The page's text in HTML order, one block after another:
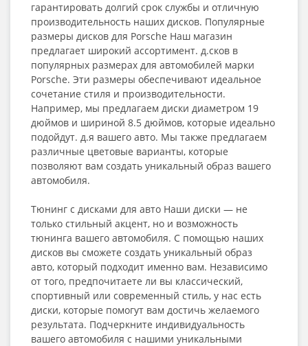
гарантировать долгий срок службы и отличную
производительность наших дисков. Популярные
размеры дисков для Porsche Наш магазин
предлагает широкий ассортимент. д.сков в
популярных размерах для автомобилей марки
Porsche. Эти размеры обеспечивают идеальное
сочетание стиля и производительности.
Например, мы предлагаем диски диаметром 19
дюймов и шириной 8.5 дюймов, которые идеально
подойдут. д.я вашего авто. Мы также предлагаем
различные цветовые варианты, которые
позволяют вам создать уникальный образ вашего
автомобиля.
Тюнинг с дисками для авто Наши диски — не
только стильный акцент, но и возможность
тюнинга вашего автомобиля. С помощью наших
дисков вы сможете создать уникальный образ
авто, который подходит именно вам. Независимо
от того, предпочитаете ли вы классический,
спортивный или современный стиль, у нас есть
диски, которые помогут вам достичь желаемого
результата. Подчеркните индивидуальность
вашего автомобиля с нашими уникальными